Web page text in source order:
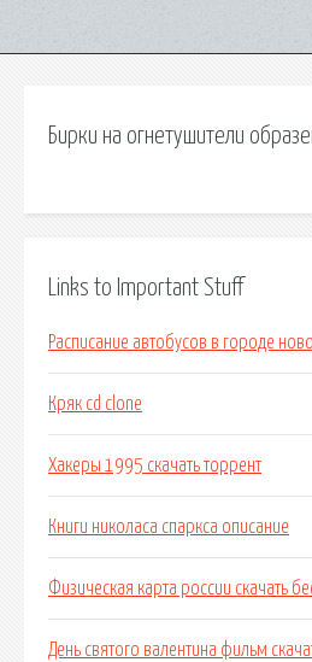
Бирки на огнетушители
Links to Important Stuff
Расписание автобусов в городе
Кряк cd clone
Хакеры 1995 скачать торрент
Книги николаса спаркса описание
Физическая карта россии скачать
День святого валентина фильм